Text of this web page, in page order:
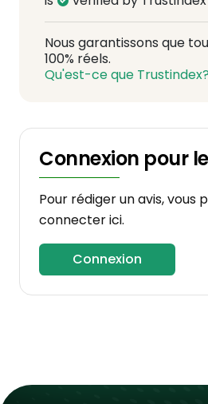
Nous garantissons que
100% réels.
Qu'est-ce que Trustindex?
Connexion pour
Pour rédiger un avis, vous
connecter ici.
Connexion